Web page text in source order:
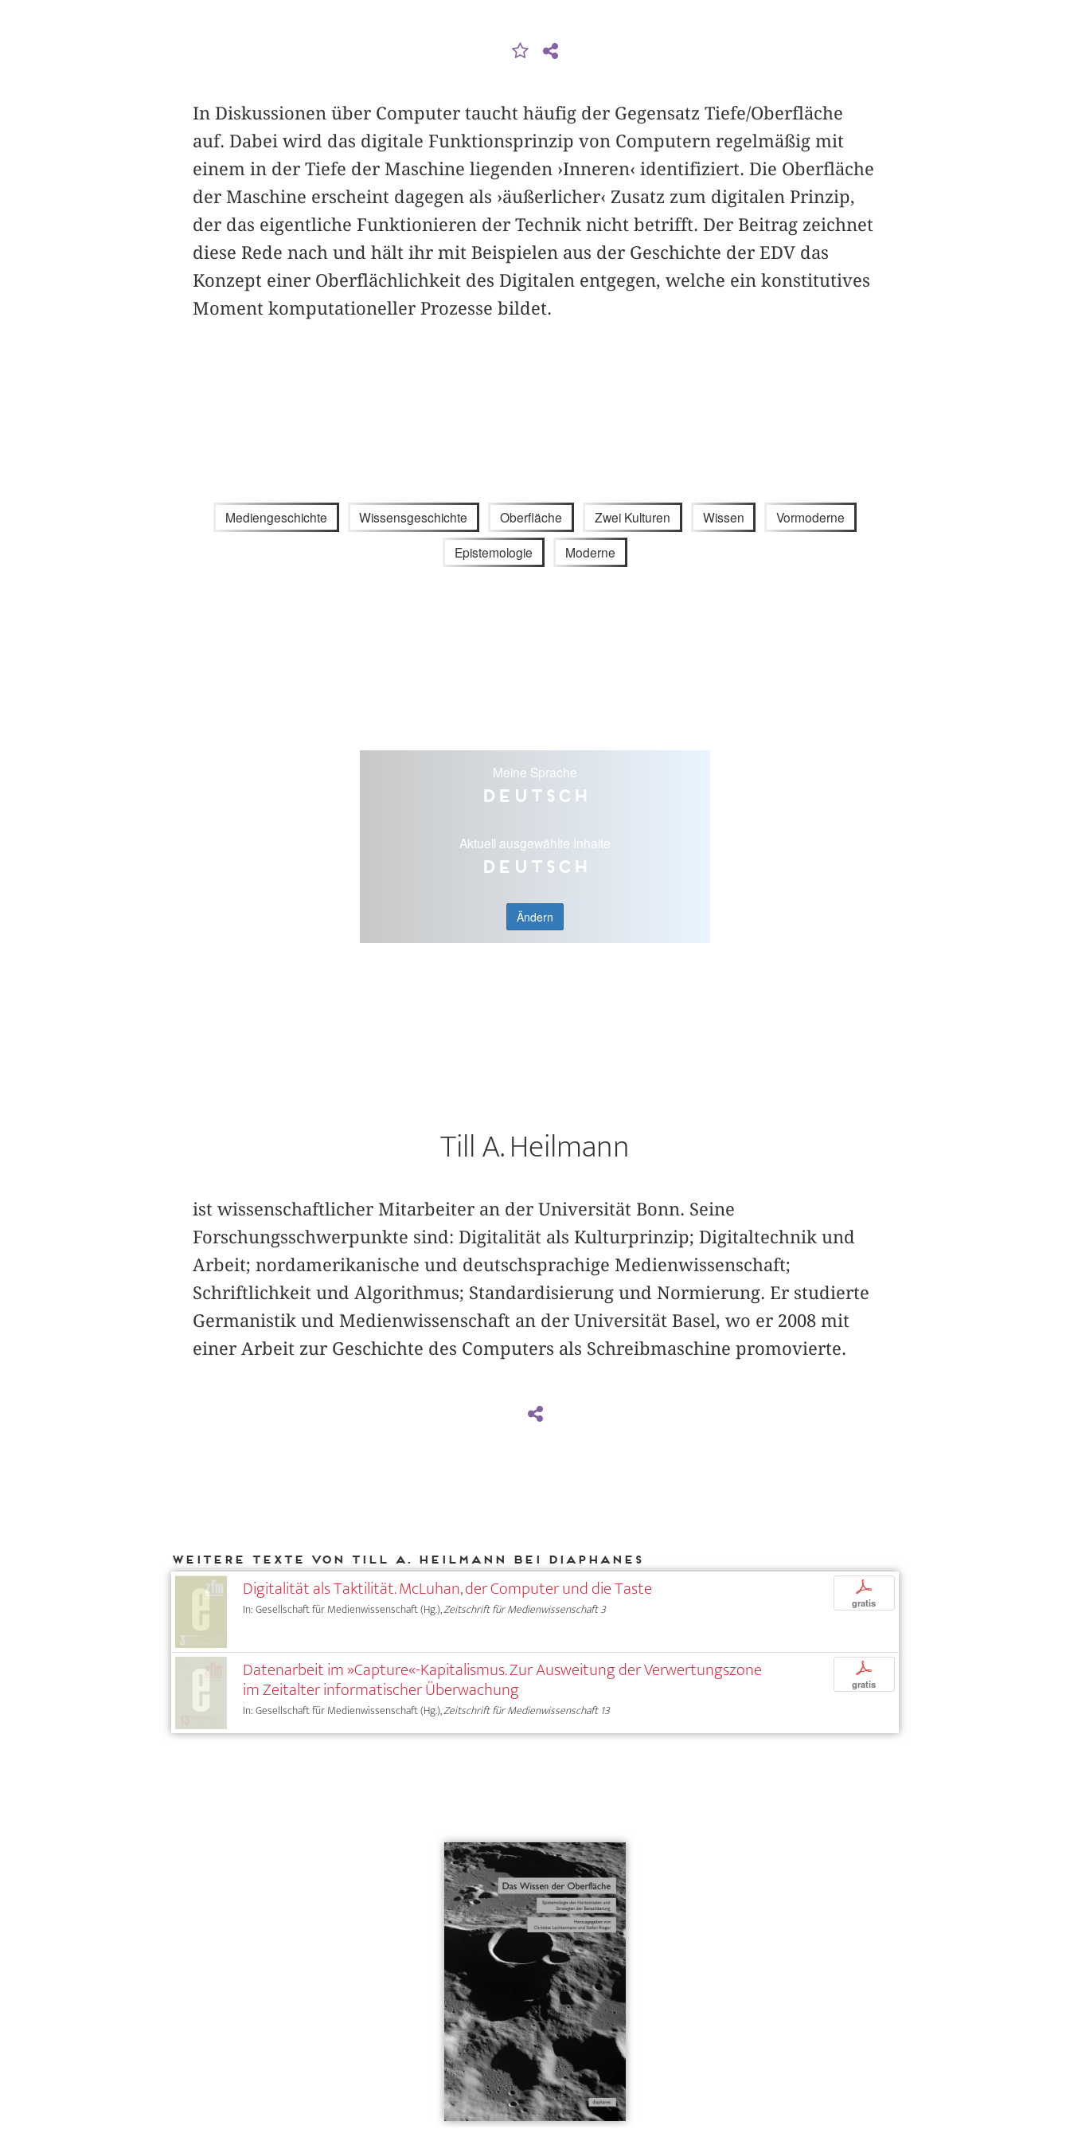
In Diskussionen über Computer taucht häufig der Gegensatz Tiefe/Oberfläche
auf. Dabei wird das digitale Funktionsprinzip von Computern regelmäßig mit
einem in der Tiefe der Maschine liegenden ›Inneren‹ identifiziert. Die Oberfläche
der Maschine erscheint dagegen als ›äußerlicher‹ Zusatz zum digitalen Prinzip,
der das eigentliche Funktionieren der Technik nicht betrifft. Der Beitrag zeichnet
diese Rede nach und hält ihr mit Beispielen aus der Geschichte der EDV das
Konzept einer Oberflächlichkeit des Digitalen entgegen, welche ein konstitutives
Moment komputationeller Prozesse bildet.
Mediengeschichte Wissensgeschichte Oberfläche Zwei Kulturen Wissen Vormoderne
Epistemologie Moderne
Meine Sprache
Deutsch
Aktuell ausgewählte Inhalte
Deutsch
Ändern
Till A. Heilmann
ist wissenschaftlicher Mitarbeiter an der Universität Bonn. Seine
Forschungsschwerpunkte sind: Digitalität als Kulturprinzip; Digitaltechnik und
Arbeit; nordamerikanische und deutschsprachige Medienwissenschaft;
Schriftlichkeit und Algorithmus; Standardisierung und Normierung. Er studierte
Germanistik und Medienwissenschaft an der Universität Basel, wo er 2008 mit
einer Arbeit zur Geschichte des Computers als Schreibmaschine promovierte.
Weitere Texte von Till A. Heilmann bei DIAPHANES
Digitalität als Taktilität. McLuhan, der Computer und die Taste
In: Gesellschaft für Medienwissenschaft (Hg.),Zeitschrift für Medienwissenschaft 3
p
gratis
Datenarbeit im »Capture«-Kapitalismus. Zur Ausweitung der Verwertungszone
im Zeitalter informatischer Überwachung
In: Gesellschaft für Medienwissenschaft (Hg.),Zeitschrift für Medienwissenschaft 13
p
gratis